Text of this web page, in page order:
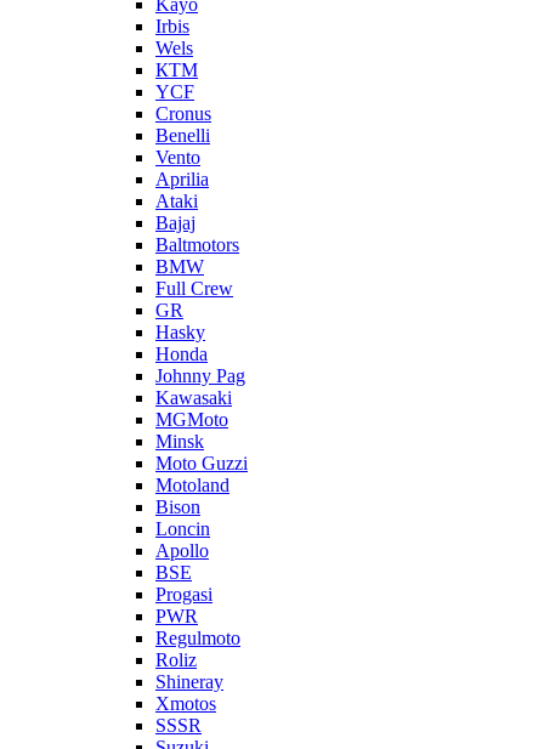
Kayo
Irbis
Wels
КТМ
YCF
Cronus
Benelli
Vento
Aprilia
Ataki
Bajaj
Baltmotors
BMW
Full Crew
GR
Hasky
Honda
Johnny Pag
Kawasaki
MGMoto
Minsk
Moto Guzzi
Motoland
Bison
Loncin
Apollo
BSE
Progasi
PWR
Regulmoto
Roliz
Shineray
Xmotos
SSSR